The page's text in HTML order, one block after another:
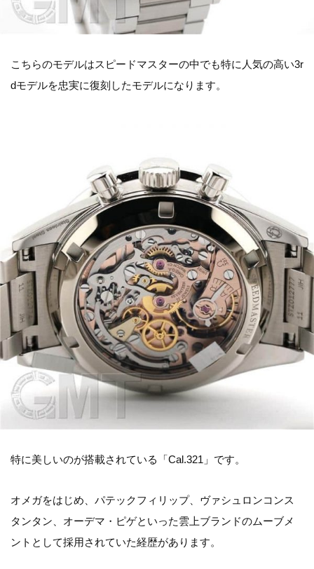
こちらのモデルはスピードマスターの中でも特に人気の高い3r
dモデルを忠実に復刻したモデルになります。
特に美しいのが搭載されている「Cal.321」です。
オメガをはじめ、パテックフィリップ、ヴァシュロンコンス
タンタン、オーデマ・ピゲといった雲上ブランドのムーブメ
ントとして採用されていた経歴があります。